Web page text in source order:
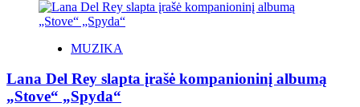
MUZIKA
Lana Del Rey slapta įrašė kompanioninį albumą
„Stove“ „Spyda“